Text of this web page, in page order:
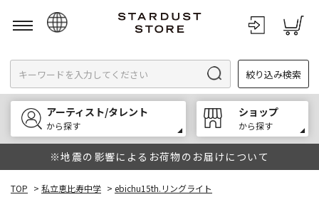
English
한국어
中文
絞り込み検索
アーティスト/タレント
から探す
ショップ
から探す
※地震の影響によるお荷物のお届けについて
TOP > 私立恵比寿中学 > ebichu15th.リングライト